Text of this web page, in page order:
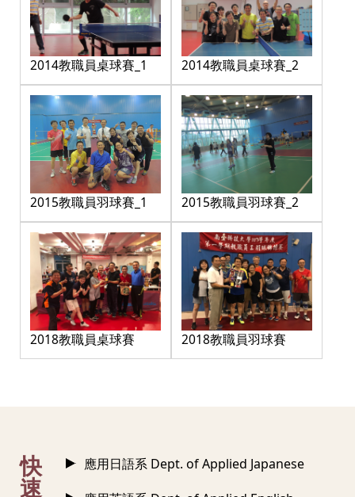
2014教職員桌球賽_1 2014教職員桌球賽_2
2015教職員羽球賽_1 2015教職員羽球賽_2
2018教職員桌球賽 2018教職員羽球賽
快
速
應用日語系 Dept. of Applied Japanese